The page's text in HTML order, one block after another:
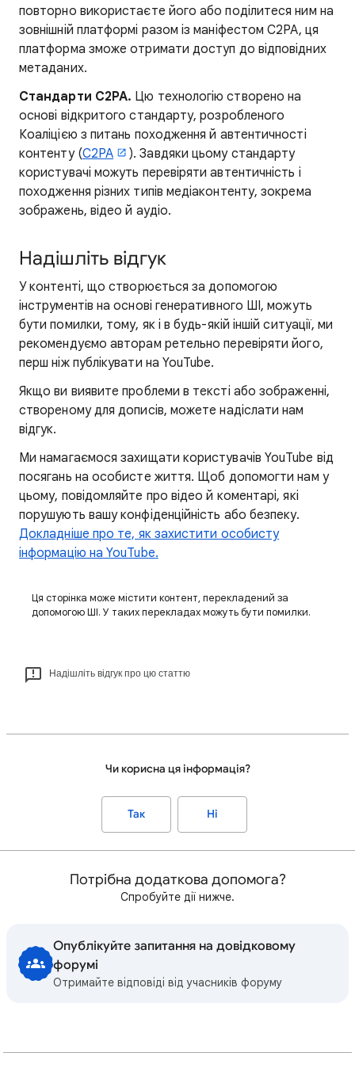
повторно використаєте його або поділитеся ним на
зовнішній платформі разом із маніфестом C2PA, ця
платформа зможе отримати доступ до відповідних
метаданих.
Стандарти C2PA. Цю технологію створено на
основі відкритого стандарту, розробленого
Коаліцією з питань походження й автентичності
контенту (C2PA
). Завдяки цьому стандарту
користувачі можуть перевіряти автентичність і
походження різних типів медіаконтенту, зокрема
зображень, відео й аудіо.
Надішліть відгук
У контенті, що створюється за допомогою
інструментів на основі генеративного ШІ, можуть
бути помилки, тому, як і в будь-якій іншій ситуації, ми
рекомендуємо авторам ретельно перевіряти його,
перш ніж публікувати на YouTube.
Якщо ви виявите проблеми в тексті або зображенні,
створеному для дописів, можете надіслати нам
відгук.
Ми намагаємося захищати користувачів YouTube від
посягань на особисте життя. Щоб допомогти нам у
цьому, повідомляйте про відео й коментарі, які
порушують вашу конфіденційність або безпеку.
Докладніше про те, як захистити особисту
інформацію на YouTube.
Ця сторінка може містити контент, перекладений за
допомогою ШІ. У таких перекладах можуть бути помилки.
Надішліть відгук про цю статтю
Чи корисна ця інформація?
Так Ні
Потрібна додаткова допомога?
Спробуйте дії нижче.
Опублікуйте запитання на довідковому
форумі
Отримайте відповіді від учасників форуму